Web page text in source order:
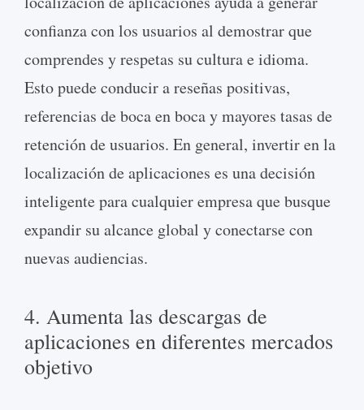
confianza con los usuarios al demostrar que
comprendes y respetas su cultura e idioma.
Esto puede conducir a reseñas positivas,
referencias de boca en boca y mayores tasas de
retención de usuarios. En general, invertir en la
localización de aplicaciones es una decisión
inteligente para cualquier empresa que busque
expandir su alcance global y conectarse con
nuevas audiencias.
4. Aumenta las descargas de
aplicaciones en diferentes mercados
objetivo